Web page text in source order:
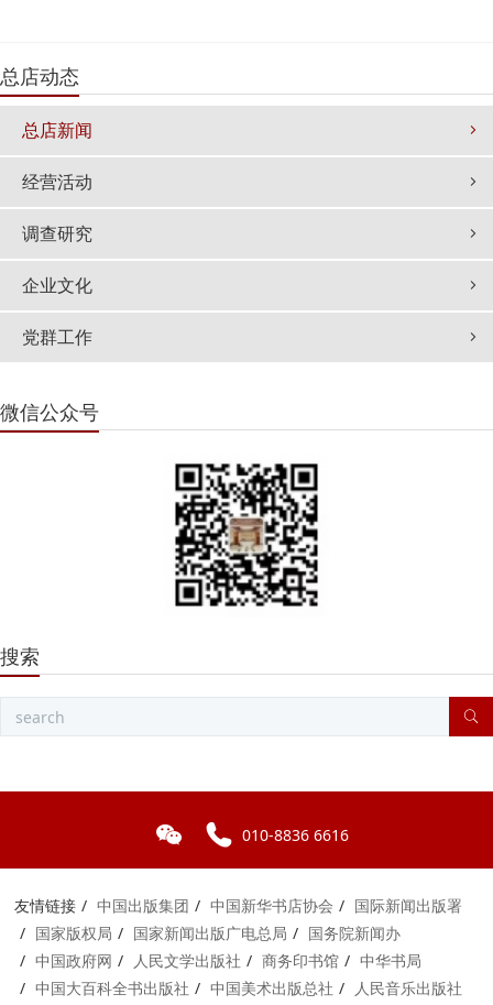
总店动态
总店新闻
经营活动
调查研究
企业文化
党群工作
微信公众号
搜索
010-8836 6616
友情链接 中国出版集团 中国新华书店协会
国际新闻出版署
国家版权局
国家新闻出版广电总局
国务院新闻办
中国政府网
人民文学出版社 商务印书馆
中华书局
中国大百科全书出版社
中国美术出版总社 人民音乐出版社